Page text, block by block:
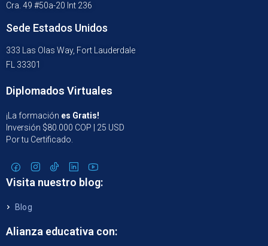
Cra. 49 #50a-20 Int 236
Sede Estados Unidos
333 Las Olas Way, Fort Lauderdale
FL 33301
Diplomados Virtuales
¡La formación es Gratis!
Inversión $80.000 COP | 25 USD
Por tu Certificado.
Visita nuestro blog:
Blog
Alianza educativa con: